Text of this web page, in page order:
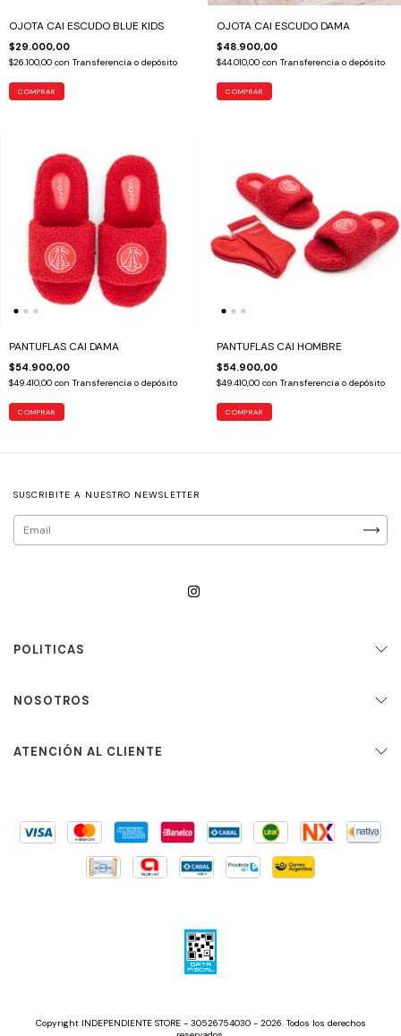
OJOTA CAI ESCUDO BLUE KIDS
$29.000,00
$26.100,00 con Transferencia o depósito
COMPRAR
OJOTA CAI ESCUDO DAMA
$48.900,00
$44.010,00 con Transferencia o depósito
COMPRAR
PANTUFLAS CAI DAMA
$54.900,00
$49.410,00 con Transferencia o depósito
COMPRAR
PANTUFLAS CAI HOMBRE
$54.900,00
$49.410,00 con Transferencia o depósito
COMPRAR
SUSCRIBITE A NUESTRO NEWSLETTER
POLITICAS
NOSOTROS
ATENCIÓN AL CLIENTE
Copyright INDEPENDIENTE STORE - 30526754030 - 2026. Todos los derechos